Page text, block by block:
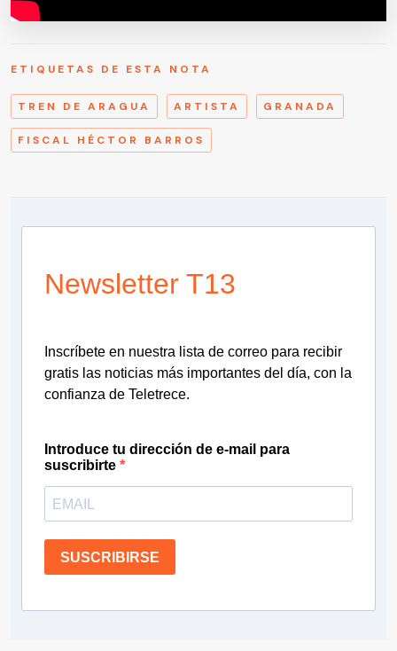
ETIQUETAS DE ESTA NOTA
TREN DE ARAGUA ARTISTA GRANADA
FISCAL HÉCTOR BARROS
Newsletter T13
Inscríbete en nuestra lista de correo para recibir
gratis las noticias más importantes del día, con la
confianza de Teletrece.
Introduce tu dirección de e-mail para
suscribirte
SUSCRIBIRSE